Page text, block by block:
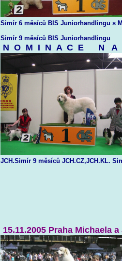
Simír 6 měsíců BIS Juniorhandlingu s
Simír 9 měsíců BIS Juniorhandlingu
N O M I N A C E N A
JCH.Simír 9 měsíců JCH.CZ,JCH.KL.
15.11.2005 Praha